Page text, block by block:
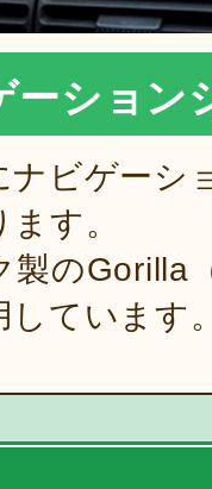
ーション
ナビゲーシ
す。
製のGorilla
しています